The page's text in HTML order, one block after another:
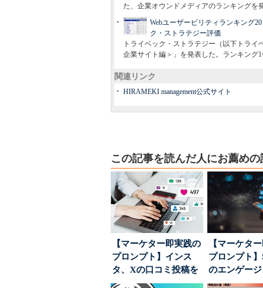
た、企業オウンドメディアのランキングを
Webユーザービリティランキング
ク・ストラテジー評価
トライベック・ストラテジー（以下トライ
企業サイト編＞」を発表した。ランキング1
関連リンク
HIRAMEKI management公式サイト
この記事を読んだ人にお薦めの
【マーケター即実践の
プロンプト】インス
タ、Xの口コミ投稿を
分析→戦略立案に生か
【マーケタ
プロンプト】
のエンゲー
高めるAI活